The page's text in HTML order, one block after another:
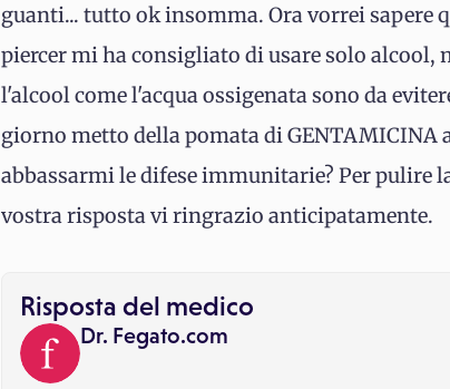
guanti... tutto ok insomma. Ora vorrei
piercer mi ha consigliato di usare solo alcool,
l'alcool come l'acqua ossigenata sono da
giorno metto della pomata di GENTAMICINA
abbassarmi le difese immunitarie? Per pulire
vostra risposta vi ringrazio anticipatamente.
Risposta del medico
Dr. Fegato.com